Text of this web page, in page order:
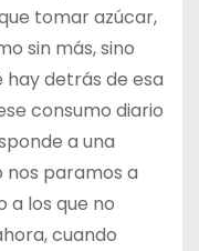
tomar azúcar,
sin más, sino
hay detrás de esa
consumo diario
a una
nos paramos a
a los que no
cuando